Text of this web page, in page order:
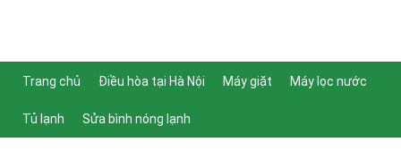
Trang chủ Điều hòa tại Hà Nội Máy giặt Máy lọc nước
Tủ lạnh Sửa bình nóng lạnh